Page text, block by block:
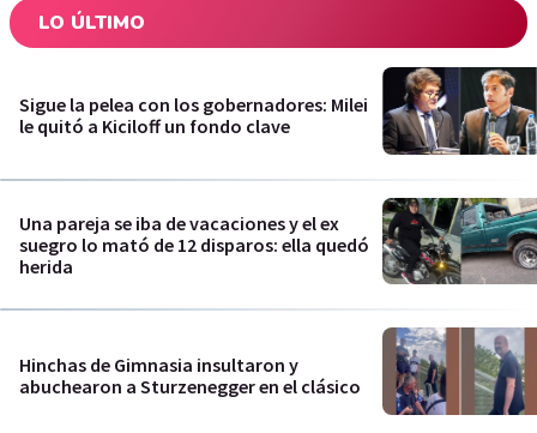
LO ÚLTIMO
Sigue la pelea con los gobernadores: Milei
le quitó a Kiciloff un fondo clave
Una pareja se iba de vacaciones y el ex
suegro lo mató de 12 disparos: ella quedó
herida
Hinchas de Gimnasia insultaron y
abuchearon a Sturzenegger en el clásico